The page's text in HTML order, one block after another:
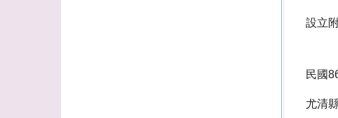
設立
民國
尤清